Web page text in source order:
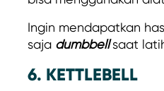
Ingin mendapatkan
saja dumbbellsaat
6. KETTLEBELL